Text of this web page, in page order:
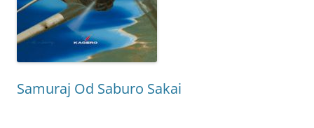
Samuraj Od Saburo Sakai